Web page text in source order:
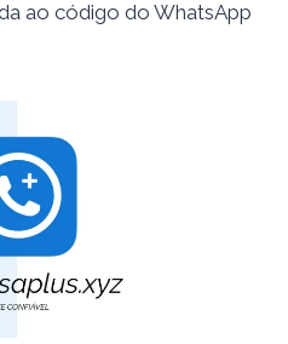
ao código do WhatsApp